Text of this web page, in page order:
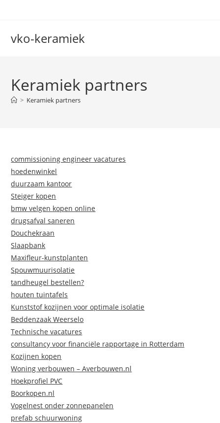
vko-keramiek
Keramiek partners
> Keramiek partners
commissioning engineer vacatures
hoedenwinkel
duurzaam kantoor
Steiger kopen
bmw velgen kopen online
drugsafval saneren
Douchekraan
Slaapbank
Maxifleur-kunstplanten
Spouwmuurisolatie
tandheugel bestellen?
houten tuintafels
Kunststof kozijnen voor optimale isolatie
Beddenzaak Weerselo
Technische vacatures
consultancy voor financiële rapportage in Rotterdam
Kozijnen kopen
Woning verbouwen – Averbouwen.nl
Hoekprofiel PVC
Boorkopen.nl
Vogelnest onder zonnepanelen
prefab schuurwoning